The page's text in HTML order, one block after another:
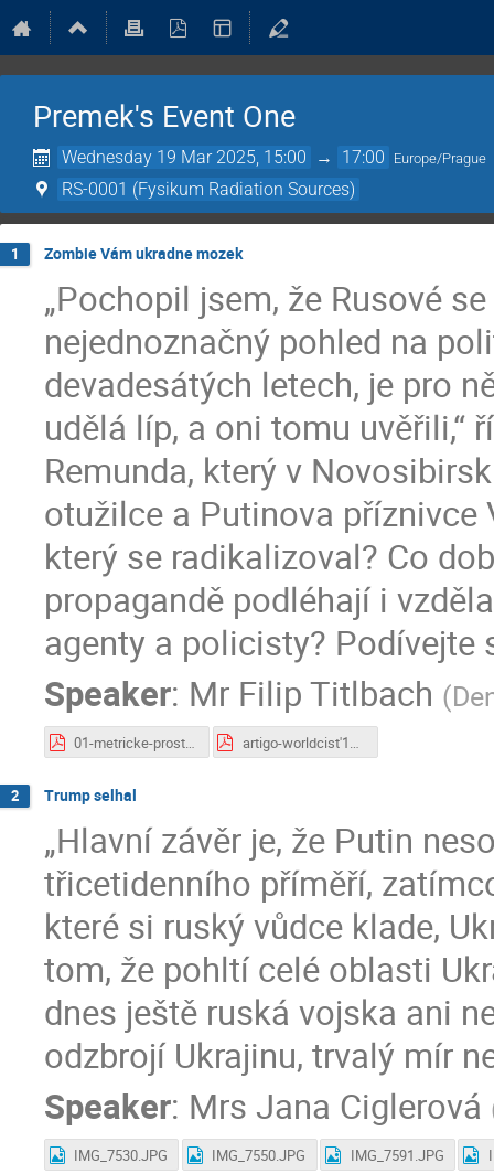
Premek's Event One
Wednesday 19 Mar 2025, 15:00 → 17:00 Europe/Prague
RS-0001 (Fysikum Radiation Sources)
1 Zombie Vám ukradne mozek
„Pochopil jsem, že Rusové
nejednoznačný pohled na
devadesátých letech, je pro
udělá líp, a oni tomu uvěřili,“
Remunda, který v
otužilce a Putinova
který se radikalizoval? Co
propagandě podléhají i
agenty a policisty? Podívejte
Speaker: Mr Filip Titlbach (
01-metricke-prostory-2020.pdf artigo-worldcist'14.pdf
2 Trump selhal
„Hlavní závěr je, že Putin
třicetidenního příměří,
které si ruský vůdce klade,
tom, že pohltí celé oblasti
dnes ještě ruská vojska ani
odzbrojí Ukrajinu, trvalý mír
Speaker: Mrs Jana Ciglerová
IMG_7530.JPG IMG_7550.JPG IMG_7591.JPG